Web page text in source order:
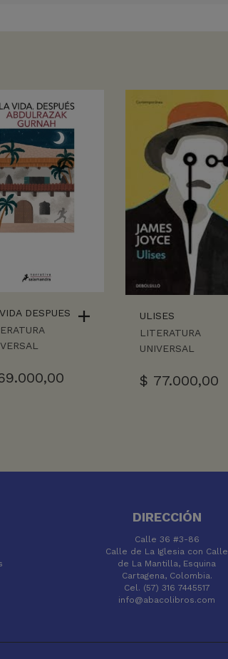
DESPUES
ULISES
LITERATURA
UNIVERSAL
$ 77.000,00
DIRECCIÓN
Calle 36 #3-86
Calle de La Iglesia con Calle
de La Mantilla, Esquina
Cartagena, Colombia.
Cel. (57) 316 7445517
info@abacolibros.com